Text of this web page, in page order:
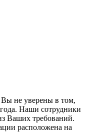
Вы не уверены в том,
Наши сотрудники
Ваших требований.
расположена на